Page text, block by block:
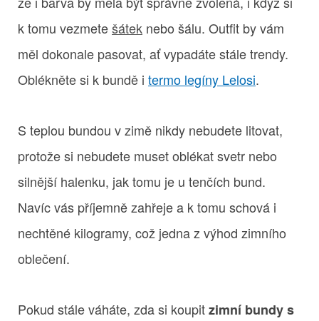
k tomu vezmetešátek nebo šálu. Outfit by vám
měl dokonale pasovat, ať vypadáte stále trendy.
Oblékněte si k bundě i termo legíny Lelosi.
S teplou bundou v zimě nikdy nebudete litovat,
protože si nebudete muset oblékat svetr nebo
silnější halenku, jak tomu je u tenčích bund.
Navíc vás příjemně zahřeje a k tomu schová i
nechtěné kilogramy, což jedna z výhod zimního
oblečení.
Pokud stále váháte, zda si koupitzimní bundy s